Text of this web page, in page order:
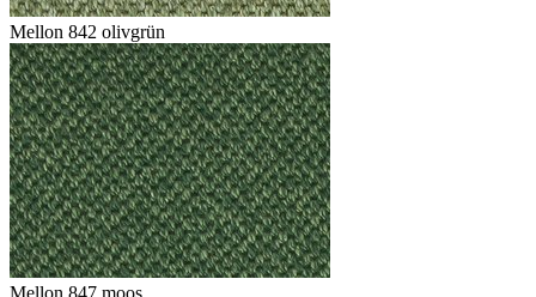
Mellon 842 olivgrün
Mellon 847 moos